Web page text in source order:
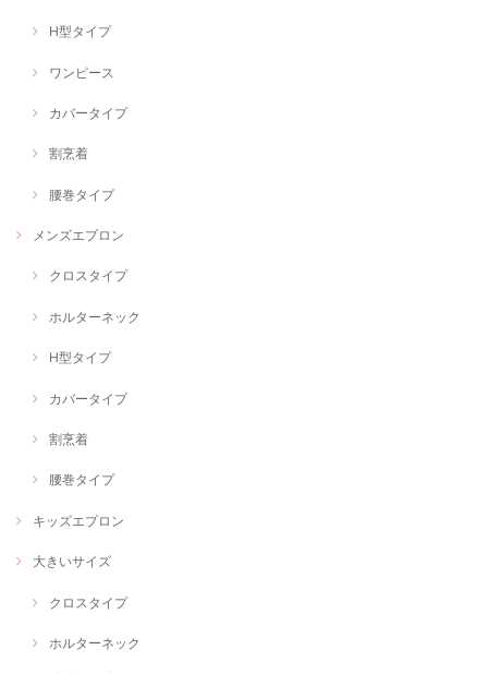
H型タイプ
ワンピース
カバータイプ
割烹着
腰巻タイプ
メンズエプロン
クロスタイプ
ホルターネック
H型タイプ
カバータイプ
割烹着
腰巻タイプ
キッズエプロン
大きいサイズ
クロスタイプ
ホルターネック